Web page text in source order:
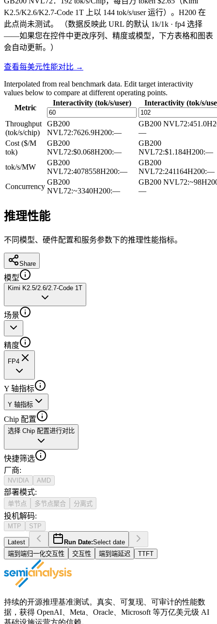
K2.5/K2.6/K2.7-Code 1T 上以 144 tok/s/user 运行）。H200 在
此点尚未测试。
（数据反映此 URL 的默认 1k/1k · fp4 选择
——如果您在控件中更改序列、精度或模型，下方表格和图表
会自动更新。）
查看每美元性能对比 →
Interpolated from real benchmark data. Edit target interactivity
values below to compare at different operating points.
Metric
Interactivity (tok/s/user) Interactivity (tok/s/
Throughput
(tok/s/chip)
GB200
NVL72:7626.9H200:—
GB200 NVL72:451.0
—
Cost ($/M
tok)
GB200
NVL72:$0.068H200:—
GB200
NVL72:$1.184H200:—
tok/s/MW
GB200
NVL72:4078558H200:—
GB200
NVL72:241164H200:—
Concurrency
GB200
NVL72:~3340H200:—
GB200 NVL72:~98
—
推理性能
不同模型、硬件配置和服务参数下的推理性能指标。
Share
模型
Kimi K2.5/2.6/2.7-Code 1T
场景
精度
FP4
Y 轴指标
Y 轴指标
Chip 配置
选择 Chip 配置进行对比
快捷筛选
厂商:
NVIDIA AMD
部署模式:
单节点 多节点聚合 分离式
投机解码:
MTP STP
Latest Run Date:Select date
端到端归一化交互性
交互性 端到端延迟 TTFT
持续的开源推理基准测试。真实、可复现、可审计的性能数
据，获得 OpenAI、Meta、Oracle、Microsoft 等万亿美元级 AI
基础设施运营方的信赖。